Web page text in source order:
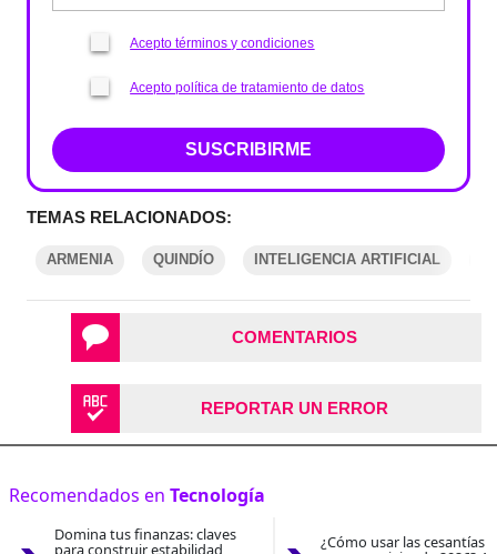
Acepto términos y condiciones
Acepto política de tratamiento de datos
SUSCRIBIRME
TEMAS RELACIONADOS:
ARMENIA QUINDÍO INTELIGENCIA ARTIFICIAL
COMENTARIOS
REPORTAR UN ERROR
Recomendados en Tecnología
Domina tus finanzas: claves
para construir estabilidad ¿Cómo usar las cesantías